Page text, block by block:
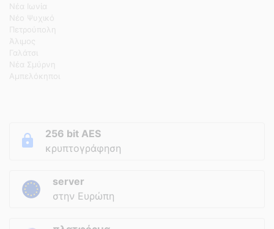
Νέα Ιωνία
Νέο Ψυχικό
Πετρούπολη
Άλιμος
Γαλάτσι
Νέα Σμύρνη
Αμπελόκηποι
256 bit AES
κρυπτογράφηση
server
στην Ευρώπη